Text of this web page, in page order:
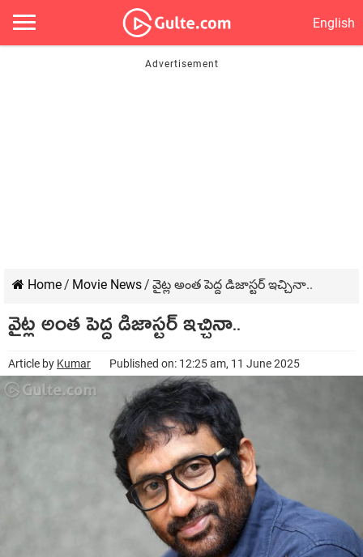
English
Home/ Movie News/ వైట్ల అంత పెద్ద డిజాస్టర్ ఇచ్చినా..
వైట్ల అంత పెద్ద డిజాస్టర్ ఇచ్చినా..
Article by Kumar Published on: 12:25 am, 11 June 2025